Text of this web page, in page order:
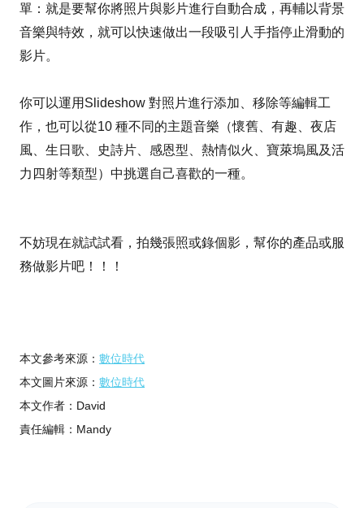
單：就是要幫你將照片與影片進行自動合成，再輔以背景
音樂與特效，就可以快速做出一段吸引人手指停止滑動的
影片。
你可以運用Slideshow 對照片進行添加、移除等編輯工
作，也可以從10 種不同的主題音樂（懷舊、有趣、夜店
風、生日歌、史詩片、感恩型、熱情似火、寶萊塢風及活
力四射等類型）中挑選自己喜歡的一種。
不妨現在就試試看，拍幾張照或錄個影，幫你的產品或服
務做影片吧！！！
本文參考來源： 數位時代
本文圖片來源： 數位時代
本文作者：David
責任編輯：Mandy